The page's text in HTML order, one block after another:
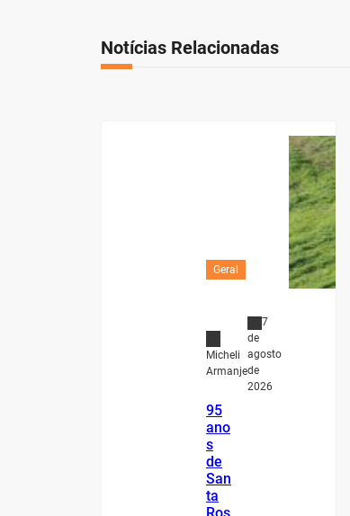
Notícias Relacionadas
Geral
Micheli
Armanje
7
de
agosto
de
2026
95
ano
s
de
San
ta